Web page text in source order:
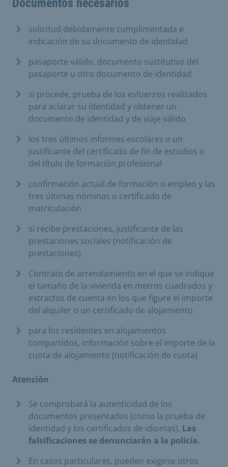
Documentos necesarios
solicitud debidamente cumplimentada e
indicación de su documento de identidad
pasaporte válido, documento sustitutivo del
pasaporte u otro documento de identidad
si procede, prueba de los esfuerzos realizados
para aclarar su identidad y obtener un
documento de identidad y de viaje válido
los tres últimos informes escolares o un
justificante del certificado de fin de estudios o
del título de formación profesional
confirmación actual de formación o empleo y las
tres últimas nóminas o certificado de
matriculación
si recibe prestaciones, justificante de las
prestaciones sociales (notificación de
prestaciones)
Contrato de arrendamiento en el que se indique
el tamaño de la vivienda en metros cuadrados y
extractos de cuenta en los que figure el importe
del alquiler o un certificado de alojamiento
para los residentes en alojamientos
compartidos, información sobre el importe de la
cuota de alojamiento (notificación de cuota)
Atención
Se comprobará la autenticidad de los
documentos presentados (como la prueba de
identidad y los certificados de idiomas). Las
falsificaciones se denunciarán a la policía.
En casos particulares, pueden exigirse otros